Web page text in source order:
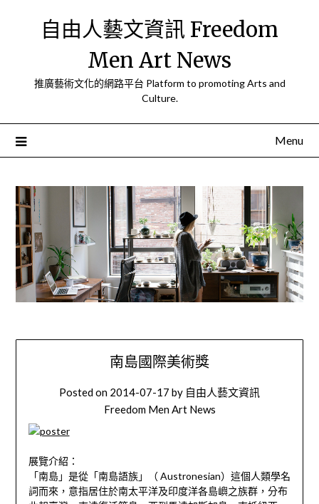
自由人藝文資訊 Freedom
Men Art News
推廣藝術文化的網路平台 Platform to promoting Arts and
Culture.
Menu
南島國際美術獎
Posted on 2014-07-17 by 自由人藝文資訊
Freedom Men Art News
展覽介紹：
「南島」是從「南島語族」（ Austronesian）這個人類學名
詞而來，意指居住於南太平洋及印度洋各島嶼之族群，分布